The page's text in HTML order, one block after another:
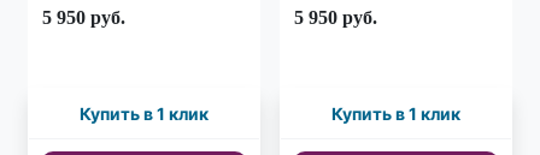
05-10 / FIAT TIPO 15-
5 950 руб.
Купить в 1 клик
05-10 / FIAT TIPO 15-
5 950 руб.
Купить в 1 клик